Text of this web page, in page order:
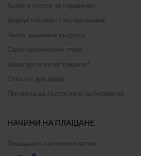
Какво е тестер за парфюми?
Водоустойчивост на часовника
Често задавани въпроси
Само оригинални стоки
Защо да се регистрирате?
Отказ от договора
Промяна на съгласието за бисквитки
НАЧИНИ НА ПЛАЩАНЕ
Плащане с наложен платеж